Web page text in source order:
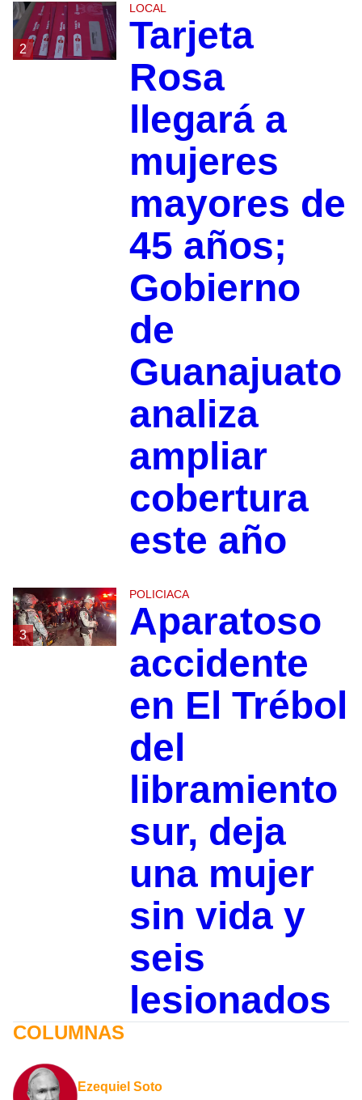
2
LOCAL
Tarjeta
Rosa
llegará a
mujeres
mayores de
45 años;
Gobierno
de
Guanajuato
analiza
ampliar
cobertura
este año
3
POLICIACA
Aparatoso
accidente
en El Trébol
del
libramiento
sur, deja
una mujer
sin vida y
seis
lesionados
COLUMNAS
Ezequiel Soto